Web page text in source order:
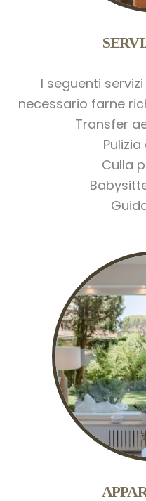
I seguenti
necessario farne
Transfer
Culla